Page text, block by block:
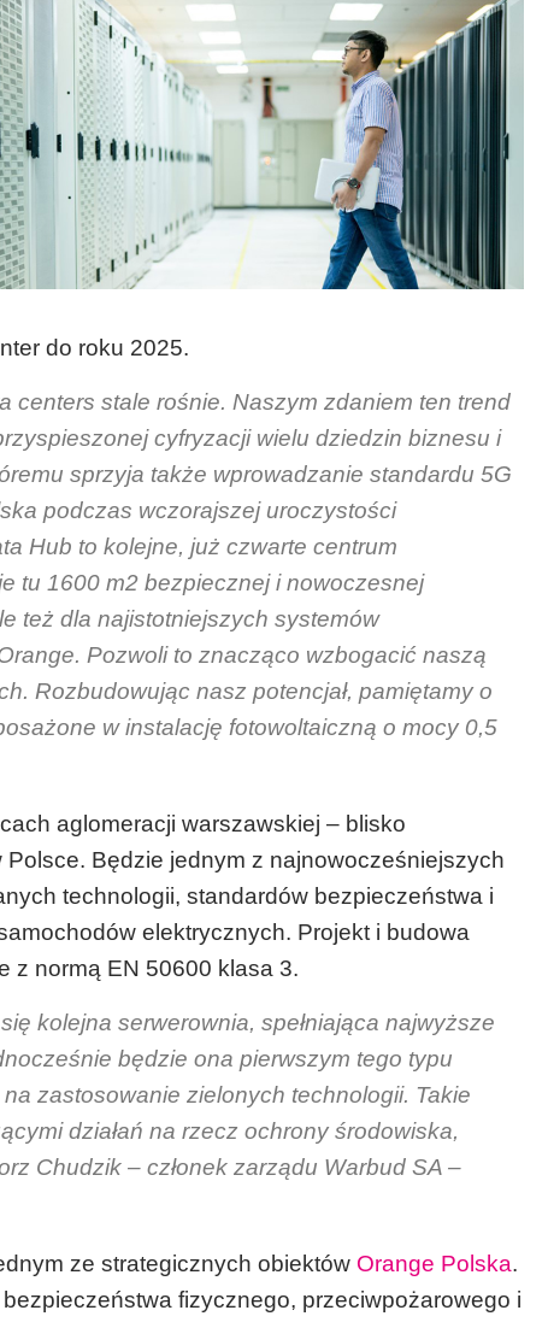
do roku 2025.
stale rośnie. Naszym zdaniem ten trend
cyfryzacji wielu dziedzin biznesu i
sprzyja także wprowadzanie standardu 5G
podczas wczorajszej uroczystości
Hub to kolejne, już czwarte centrum
tu 1600 m2 bezpiecznej i nowoczesnej
też dla najistotniejszych systemów
Pozwoli to znacząco wzbogacić naszą
Rozbudowując nasz potencjał, pamiętamy o
w instalację fotowoltaiczną o mocy 0,5
aglomeracji warszawskiej – blisko
Będzie jednym z najnowocześniejszych
technologii, standardów bezpieczeństwa i
elektrycznych. Projekt i budowa
z normą EN 50600 klasa 3.
kolejna serwerownia, spełniająca najwyższe
będzie ona pierwszym tego typu
zastosowanie zielonych technologii. Takie
działań na rzecz ochrony środowiska,
Chudzik – członek zarządu Warbud SA –
ze strategicznych obiektów Orange Polska.
fizycznego, przeciwpożarowego i